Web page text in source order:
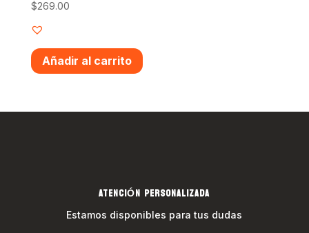
$269.00
Añadir al carrito
ATENCIÓN PERSONALIZADA
Estamos disponibles para tus dudas